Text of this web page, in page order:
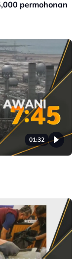
permohonan
01:32